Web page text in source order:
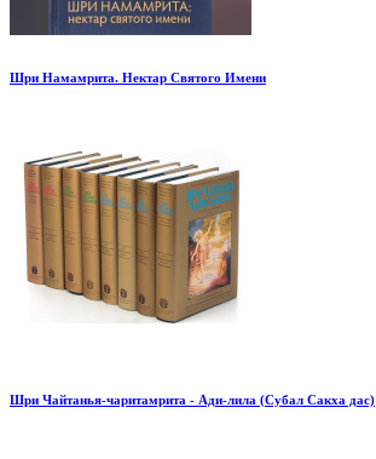
Шри Намамрита. Нектар Святого Имени
Шри Чайтанья-чаритамрита - Ади-лила (Субал Сакха дас)